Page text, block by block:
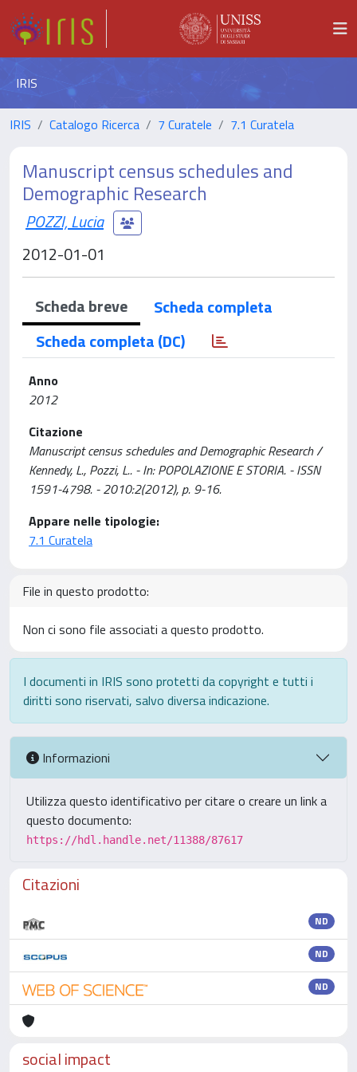
IRIS
IRIS Catalogo Ricerca 7 Curatele 7.1 Curatela
Manuscript census schedules and
Demographic Research
POZZI, Lucia
2012-01-01
Scheda breve
Scheda completa
Scheda completa (DC)
Anno
2012
Citazione
Manuscript census schedules and Demographic Research /
Kennedy, L., Pozzi, L.. - In: POPOLAZIONE E STORIA. - ISSN
1591-4798. - 2010:2(2012), p. 9-16.
Appare nelle tipologie:
7.1 Curatela
File in questo prodotto:
Non ci sono file associati a questo prodotto.
I documenti in IRIS sono protetti da copyright e tutti i
diritti sono riservati, salvo diversa indicazione.
Informazioni
Utilizza questo identificativo per citare o creare un link a
questo documento:
https://hdl.handle.net/11388/87617
Citazioni
ND
ND
ND
social impact